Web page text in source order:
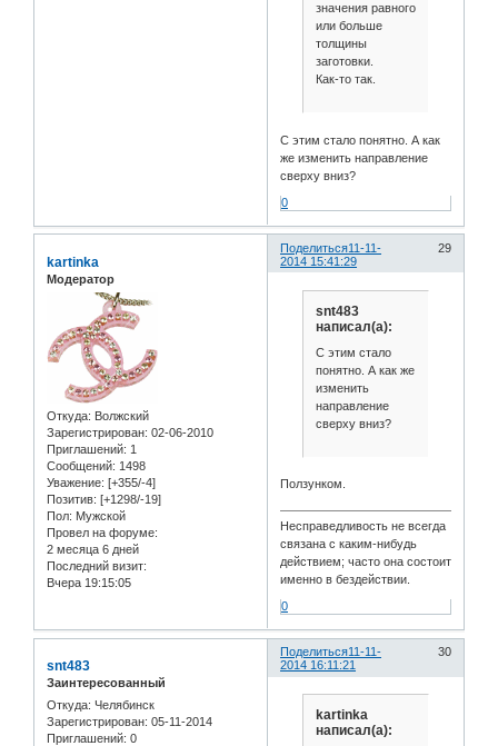
значения равного
или больше
толщины
заготовки.
Как-то так.
С этим стало понятно. А как
же изменить направление
сверху вниз?
0
Поделиться 29
11-11-
2014 15:41:29
kartinka
Модератор
Откуда: Волжский
Зарегистрирован: 02-06-2010
Приглашений: 1
Сообщений: 1498
Уважение: [+355/-4]
Позитив: [+1298/-19]
Пол: Мужской
Провел на форуме:
2 месяца 6 дней
Последний визит:
Вчера 19:15:05
snt483
написал(а):
С этим стало
понятно. А как же
изменить
направление
сверху вниз?
Ползунком.
Несправедливость не всегда
связана с каким-нибудь
действием; часто она состоит
именно в бездействии.
0
Поделиться 30
11-11-
2014 16:11:21
snt483
Заинтересованный
Откуда: Челябинск
Зарегистрирован: 05-11-2014
Приглашений: 0
kartinka
написал(а):